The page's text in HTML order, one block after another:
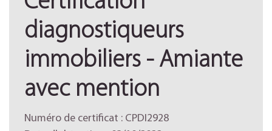
diagnostiqueurs
immobiliers - Amiante
avec mention
Numéro de certificat : CPDI2928